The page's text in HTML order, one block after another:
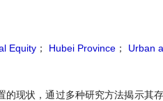
Equity ； Hubei Province ； Urban
现状，通过多种研究方法揭示其